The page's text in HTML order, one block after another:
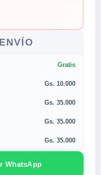
Gratis
Gs. 10.000
Gs. 35.000
Gs. 35.000
Gs. 35.000
WhatsApp